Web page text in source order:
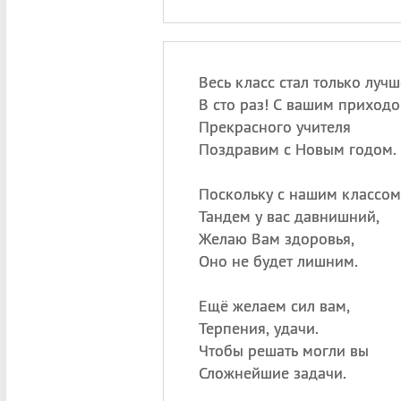
Весь класс стал только
В сто раз! С вашим
Прекрасного учителя
Поздравим с Новым годом.
Поскольку с нашим классом
Тандем у вас давнишний,
Желаю Вам здоровья,
Оно не будет лишним.
Ещё желаем сил вам,
Терпения, удачи.
Чтобы решать могли вы
Сложнейшие задачи.